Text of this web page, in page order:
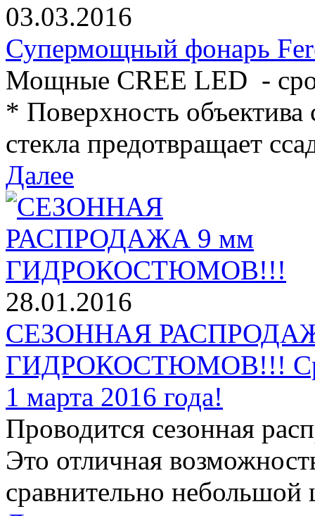
03.03.2016
Супермощный фонарь
Мощные CREE LED -
* Поверхность
стекла предотвращает
Далее
28.01.2016
СЕЗОННАЯ
ГИДРОКОСТЮМОВ!!!
1 марта 2016 года!
Проводится сезонная
Это отличная
сравнительно